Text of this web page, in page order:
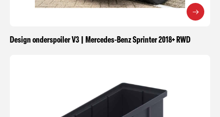
Design onderspoiler V3 | Mercedes-Benz Sprinter 2018+ RWD